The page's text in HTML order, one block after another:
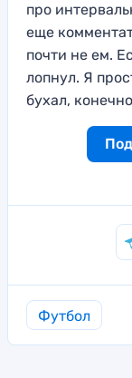
про
еще
почти не ем.
лопнул. Я
бухал,
Футбол